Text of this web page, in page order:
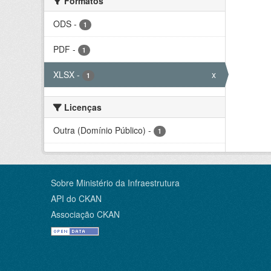
ODS - 1
PDF - 1
XLSX - 1 x
Licenças
Outra (Domínio Público) - 1
Sobre Ministério da Infraestrutura
API do CKAN
Associação CKAN